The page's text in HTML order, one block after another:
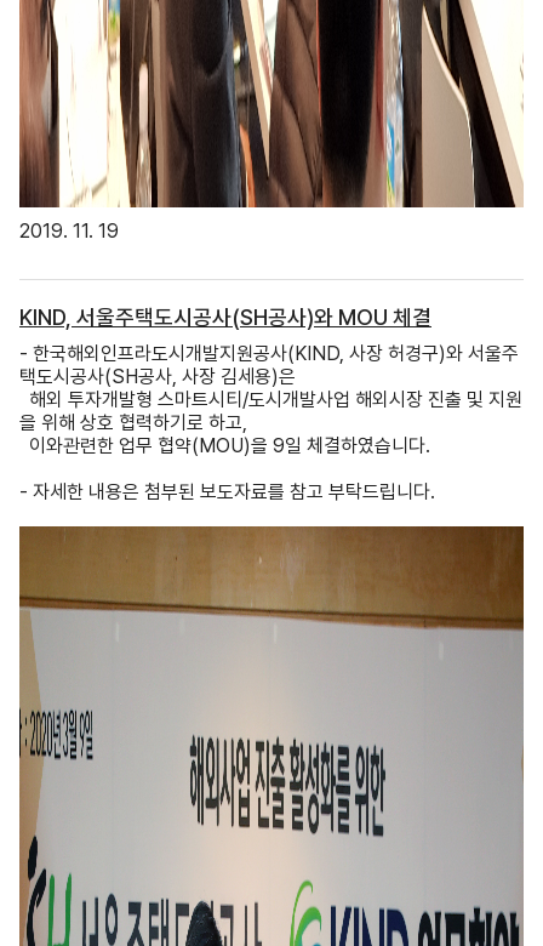
2019. 11. 19
KIND, 서울주택도시공사(SH공사)와 MOU 체결
- 한국해외인프라도시개발지원공사(KIND, 사장 허경구)와 서울주
택도시공사(SH공사, 사장 김세용)은
해외 투자개발형 스마트시티/도시개발사업 해외시장 진출 및 지원
을 위해 상호 협력하기로 하고,
이와관련한 업무 협약(MOU)을 9일 체결하였습니다.
- 자세한 내용은 첨부된 보도자료를 참고 부탁드립니다.